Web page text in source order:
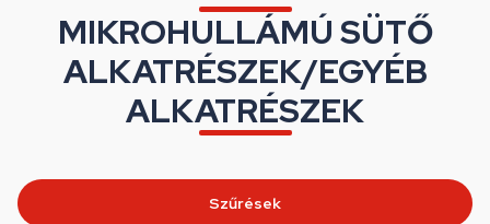
MIKROHULLÁMÚ SÜTŐ
ALKATRÉSZEK/EGYÉB
ALKATRÉSZEK
Szűrések